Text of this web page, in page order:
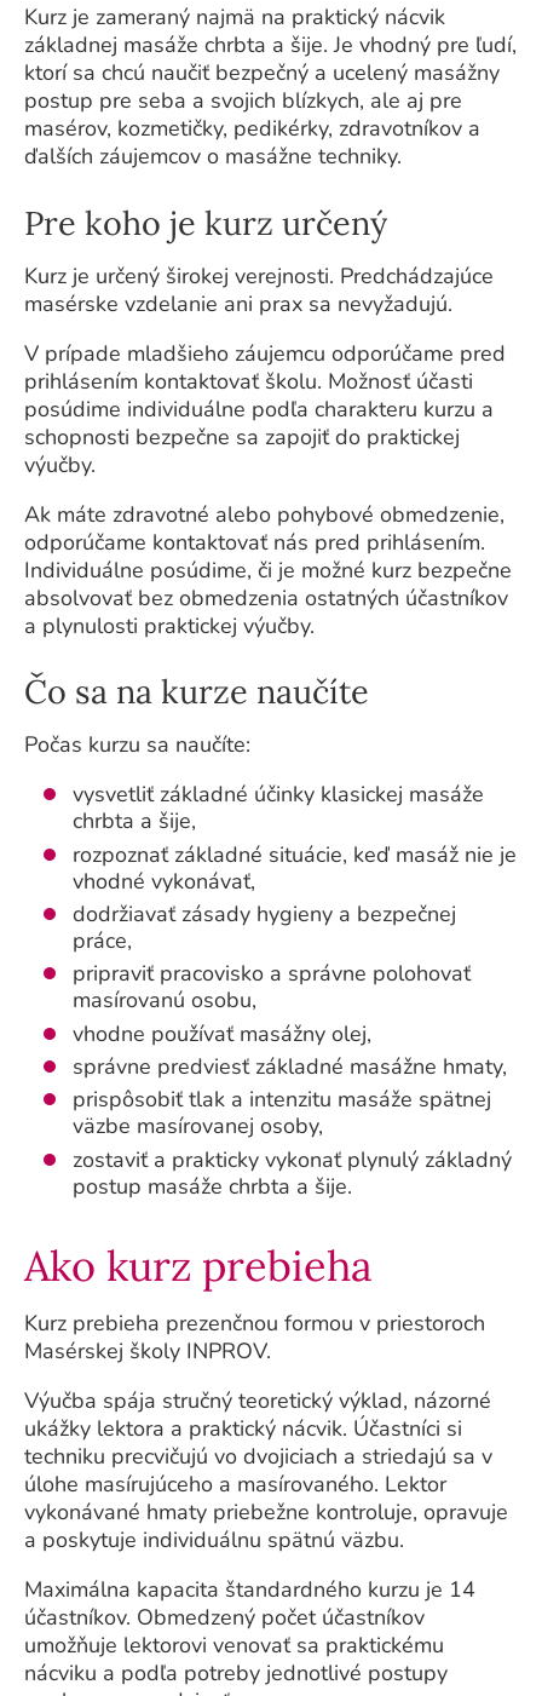
Kurz je zameraný najmä na praktický nácvik
základnej masáže chrbta a šije. Je vhodný pre ľudí,
ktorí sa chcú naučiť bezpečný a ucelený masážny
postup pre seba a svojich blízkych, ale aj pre
masérov, kozmetičky, pedikérky, zdravotníkov a
ďalších záujemcov o masážne techniky.
Pre koho je kurz určený
Kurz je určený širokej verejnosti. Predchádzajúce
masérske vzdelanie ani prax sa nevyžadujú.
V prípade mladšieho záujemcu odporúčame pred
prihlásením kontaktovať školu. Možnosť účasti
posúdime individuálne podľa charakteru kurzu a
schopnosti bezpečne sa zapojiť do praktickej
výučby.
Ak máte zdravotné alebo pohybové obmedzenie,
odporúčame kontaktovať nás pred prihlásením.
Individuálne posúdime, či je možné kurz bezpečne
absolvovať bez obmedzenia ostatných účastníkov
a plynulosti praktickej výučby.
Čo sa na kurze naučíte
Počas kurzu sa naučíte:
vysvetliť základné účinky klasickej masáže
chrbta a šije,
rozpoznať základné situácie, keď masáž nie je
vhodné vykonávať,
dodržiavať zásady hygieny a bezpečnej
práce,
pripraviť pracovisko a správne polohovať
masírovanú osobu,
vhodne používať masážny olej,
správne predviesť základné masážne hmaty,
prispôsobiť tlak a intenzitu masáže spätnej
väzbe masírovanej osoby,
zostaviť a prakticky vykonať plynulý základný
postup masáže chrbta a šije.
Ako kurz prebieha
Kurz prebieha prezenčnou formou v priestoroch
Masérskej školy INPROV.
Výučba spája stručný teoretický výklad, názorné
ukážky lektora a praktický nácvik. Účastníci si
techniku precvičujú vo dvojiciach a striedajú sa v
úlohe masírujúceho a masírovaného. Lektor
vykonávané hmaty priebežne kontroluje, opravuje
a poskytuje individuálnu spätnú väzbu.
Maximálna kapacita štandardného kurzu je 14
účastníkov. Obmedzený počet účastníkov
umožňuje lektorovi venovať sa praktickému
nácviku a podľa potreby jednotlivé postupy